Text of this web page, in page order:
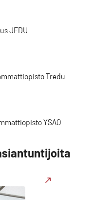
JEDU
Tredu
YSAO